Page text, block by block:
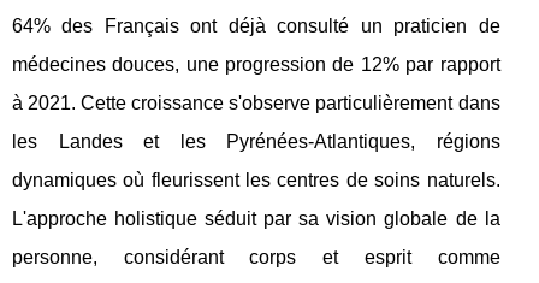
64% des Français ont déjà consulté un praticien de
médecines douces, une progression de 12% par rapport
à 2021. Cette croissance s'observe particulièrement dans
les Landes et les Pyrénées-Atlantiques, régions
dynamiques où fleurissent les centres de soins naturels.
L'approche holistique séduit par sa vision globale de la
personne, considérant corps et esprit comme